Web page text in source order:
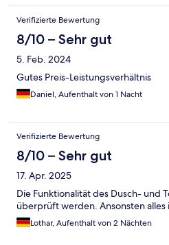
Verifizierte Bewertung
8/10 – Sehr gut
5. Feb. 2024
Gutes Preis-Leistungsverhältnis
Daniel, Aufenthalt von 1 Nacht
Verifizierte Bewertung
8/10 – Sehr gut
17. Apr. 2025
Die Funktionalität des Dusch- und
überprüft werden. Ansonsten alles
Lothar, Aufenthalt von 2 Nächten